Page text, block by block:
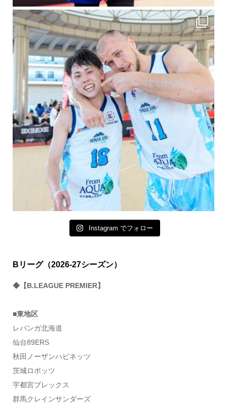
Instagram でフォロー
Bリーグ（2026-27シーズン）
◆【B.LEAGUE PREMIER】
■東地区
レバンガ北海道
仙台89ERS
秋田ノーザンハピネッツ
茨城ロボッツ
宇都宮ブレックス
群馬クレインサンダーズ